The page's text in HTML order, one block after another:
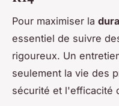
Pour maximiser la
essentiel de suivre
rigoureux. Un
seulement la vie des
sécurité et l'efficacité